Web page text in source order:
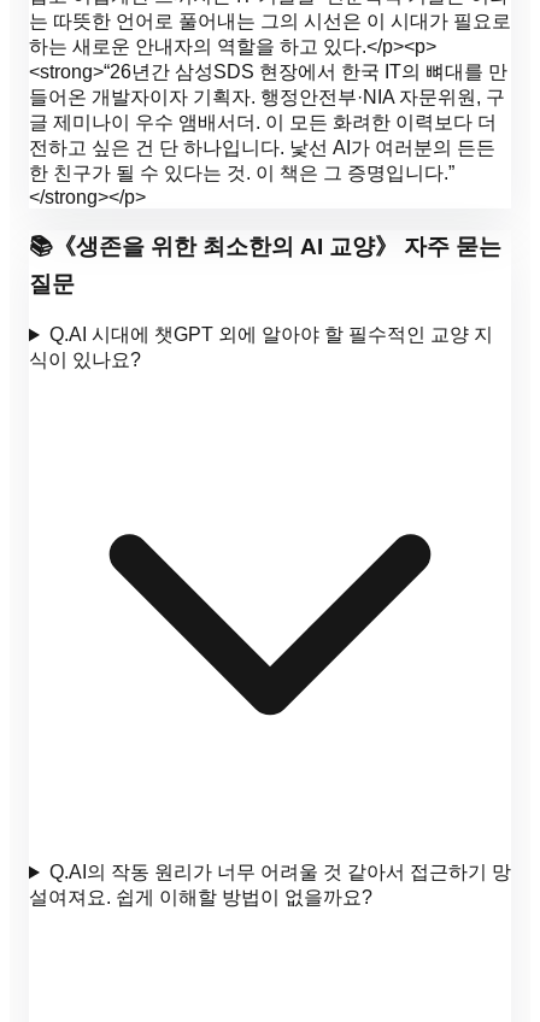
는 따뜻한 언어로 풀어내는 그의 시선은 이 시대가 필요로
하는 새로운 안내자의 역할을 하고 있다.</p><p>
<strong>“26년간 삼성SDS 현장에서 한국 IT의 뼈대를 만
들어온 개발자이자 기획자. 행정안전부·NIA 자문위원, 구
글 제미나이 우수 앰배서더. 이 모든 화려한 이력보다 더
전하고 싶은 건 단 하나입니다. 낯선 AI가 여러분의 든든
한 친구가 될 수 있다는 것. 이 책은 그 증명입니다.”
</strong></p>
📚 《생존을 위한 최소한의 AI 교양》 자주 묻는
질문
Q.AI 시대에 챗GPT 외에 알아야 할 필수적인 교양 지
식이 있나요?
Q.AI의 작동 원리가 너무 어려울 것 같아서 접근하기 망
설여져요. 쉽게 이해할 방법이 없을까요?